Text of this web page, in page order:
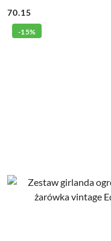
Cena:
70.15
-15%